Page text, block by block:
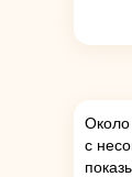
Около
с